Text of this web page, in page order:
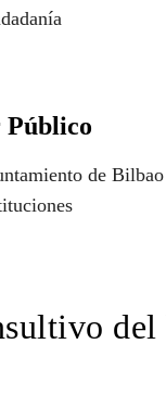
Público
de Bilbao